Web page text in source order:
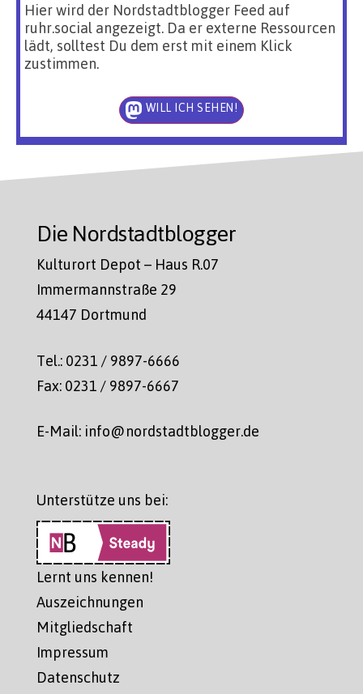
Hier wird der Nordstadtblogger Feed auf
ruhr.social angezeigt. Da er externe Ressourcen
lädt, solltest Du dem erst mit einem Klick
zustimmen.
WILL ICH SEHEN!
Die Nordstadtblogger
Kulturort Depot – Haus R.07
Immermannstraße 29
44147 Dortmund
Tel.: 0231 / 9897-6666
Fax: 0231 / 9897-6667
E-Mail: info@nordstadtblogger.de
Unterstütze uns bei:
Lernt uns kennen!
Auszeichnungen
Mitgliedschaft
Impressum
Datenschutz